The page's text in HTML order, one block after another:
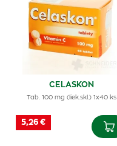
CELASKON
Tab. 100 mg (liek.skl.) 1x40 ks
5,26 €